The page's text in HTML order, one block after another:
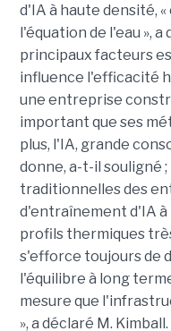
d'IA à haute densité,
l'équation de l'eau », a
principaux facteurs
influence l'efficacité
une entreprise
important que ses
plus, l'IA, grande
donne, a-t-il souligné
traditionnelles des
d'entraînement d'IA
profils thermiques
s'efforce toujours de
l'équilibre à long
mesure que
», a déclaré M. Kimball.